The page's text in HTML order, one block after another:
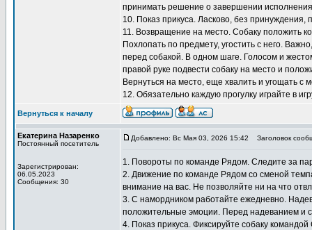
принимать решение о завершении
10. Показ прикуса. Ласково, без принуждения,
11. Возвращение на место. Собаку положить
Похлопать по предмету, угостить с него.
перед собакой. В одном шаге. Голосом и
правой руке подвести собаку на место и
Вернуться на место, еще хвалить и угощать с
12. Обязательно каждую прогулку играйте в
Вернуться к началу
Екатерина Назаренко
Постоянный посетитель
Зарегистрирован:
06.05.2023
Сообщения: 30
Добавлено: Вс Мая 03, 2026 15:42 Заголовок
1. Повороты по команде Рядом. Следите за
2. Движение по команде Рядом со сменой
внимание на вас. Не позволяйте ни на что
3. С намордником работайте ежедневно.
положительные эмоции. Перед надеванием и
4. Показ прикуса. Фиксируйте собаку